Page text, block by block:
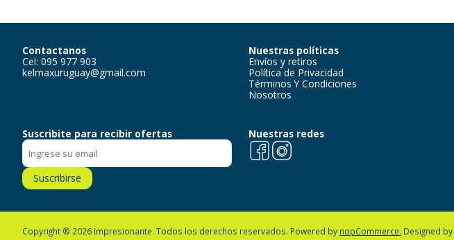
Contactanos
Cel: 095 977 903
kelmaxuruguay@gmail.com
Nuestras políticas
Envíos y retiros
Política de Privacidad
Términos Y Condiciones
Nosotros
Suscribite para recibir ofertas
Suscribirse
Nuestras redes
FacebookInstagram
Copyright ® 2026 Impresionante. Todos los derechos reservados. Powered by nopCommerce. Designed by